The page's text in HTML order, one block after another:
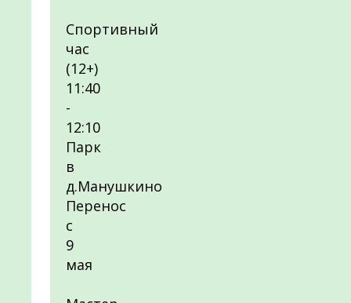
Спортивный
час
(12+)
11:40
-
12:10
Парк
в
д.Манушкино
Перенос
с
9
мая